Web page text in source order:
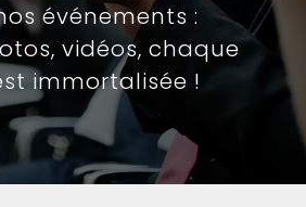
événements :
vidéos, chaque
immortalisée !